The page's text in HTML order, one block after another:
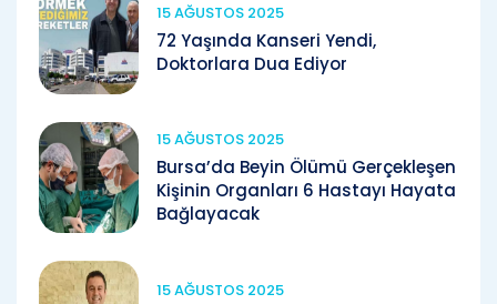
15 AĞUSTOS 2025
72 Yaşında Kanseri Yendi,
Doktorlara Dua Ediyor
15 AĞUSTOS 2025
Bursa’da Beyin Ölümü Gerçekleşen
Kişinin Organları 6 Hastayı Hayata
Bağlayacak
15 AĞUSTOS 2025